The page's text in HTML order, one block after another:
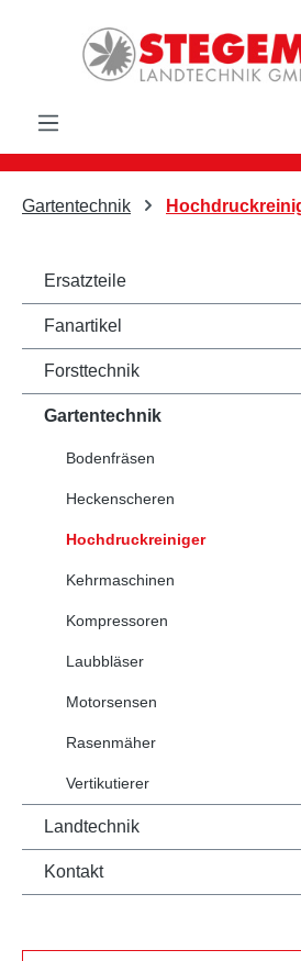
Zum Hauptinhalt springen
Gartentechnik
Ersatzteile
Fanartikel
Forsttechnik
Gartentechnik
Bodenfräsen
Heckenscheren
Hochdruckreiniger
Kehrmaschinen
Kompressoren
Laubbläser
Motorsensen
Rasenmäher
Vertikutierer
Landtechnik
Kontakt